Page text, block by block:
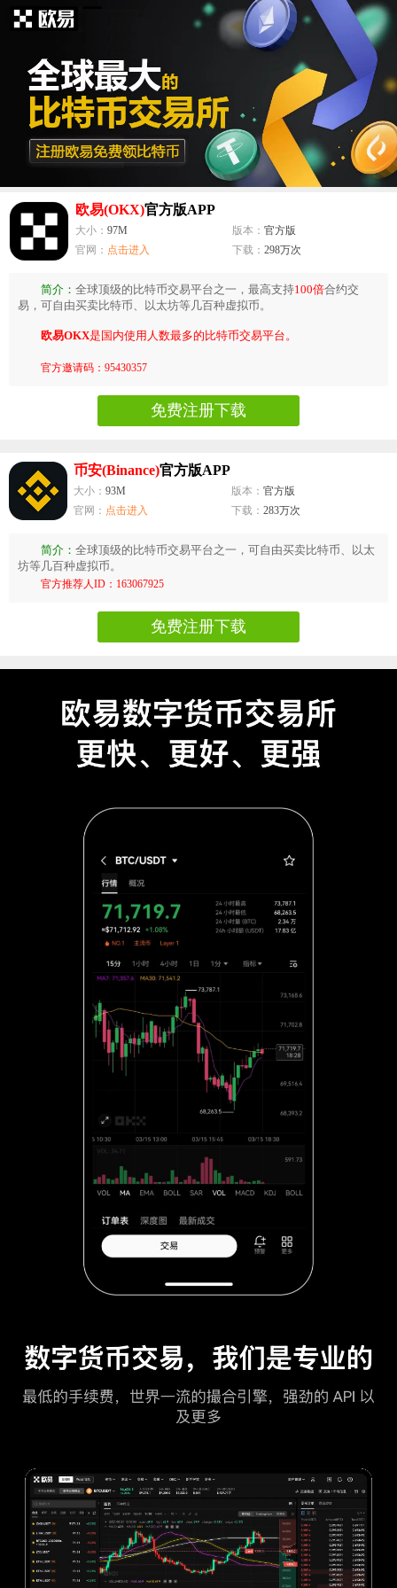
欧易(OKX)官方版APP
大小： 97M 版本： 官方版
官网： 点击进入 下载： 298万次
简介： 全球顶级的比特币交易平台之一，最高支持100倍合约交
易，可自由买卖比特币、以太坊等几百种虚拟币。
欧易OKX是国内使用人数最多的比特币交易平台。
官方邀请码：95430357
免费注册下载
币安(Binance)官方版APP
大小： 93M 版本： 官方版
官网： 点击进入 下载： 283万次
简介： 全球顶级的比特币交易平台之一，可自由买卖比特币、以太
坊等几百种虚拟币。
官方推荐人ID：163067925
免费注册下载